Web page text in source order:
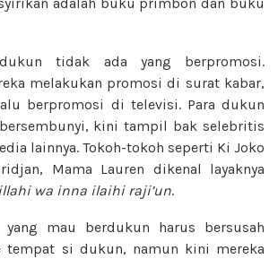
tidak ada yang berpromosi.
melakukan promosi di surat kabar,
berpromosi di televisi. Para dukun
kini tampil bak selebritis
lainnya. Tokoh-tokoh seperti Ki Joko
Mama Lauren dikenal layaknya
wa inna ilaihi raji’un.
yang mau berdukun harus bersusah
tempat si dukun, namun kini mereka